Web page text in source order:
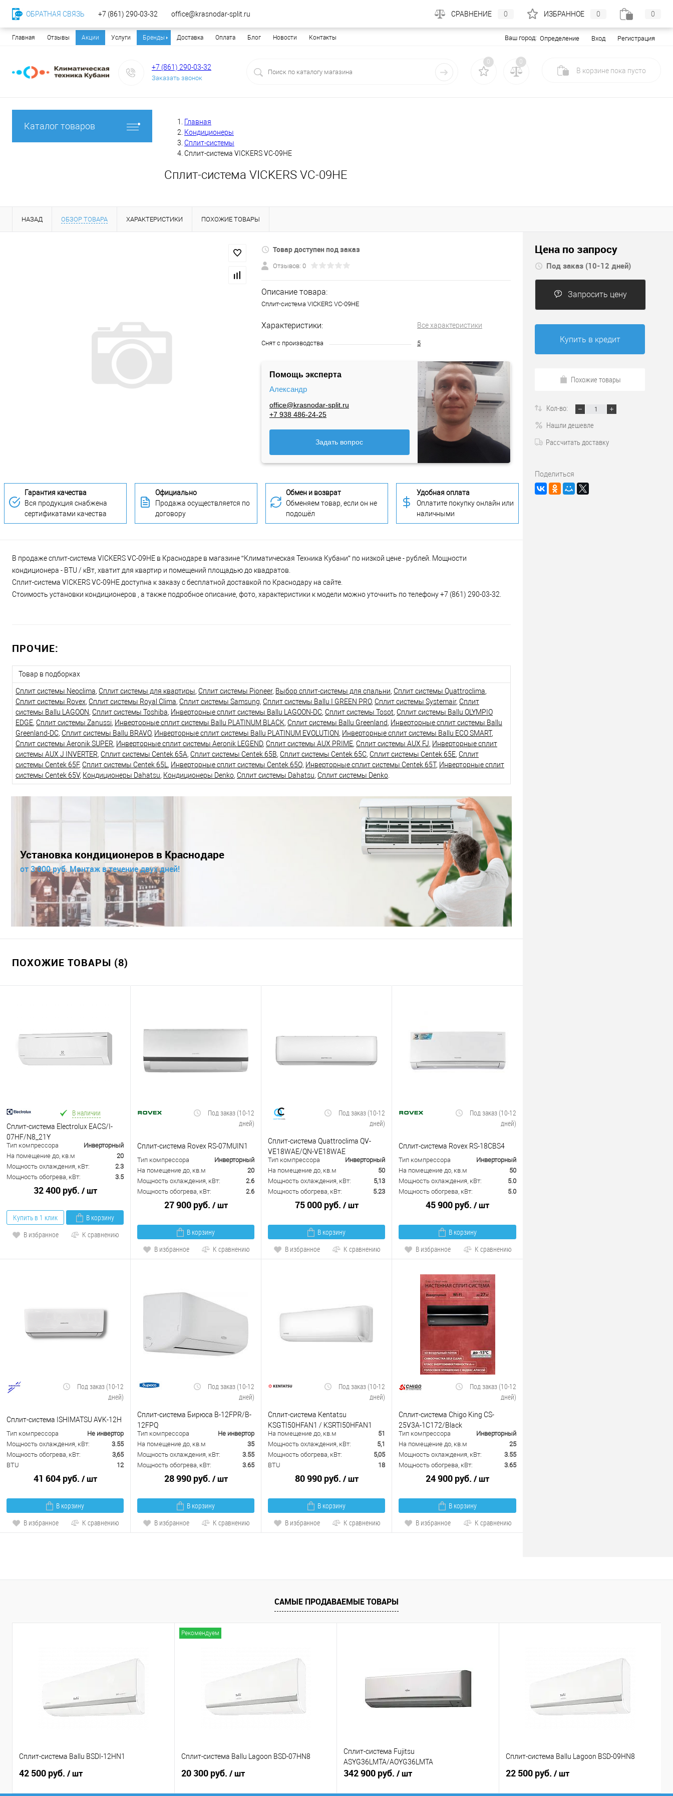
Главная Отзывы Акции Услуги Бренды Доставка Оплата Блог Новости Контакты Ваш город: Определение Вход Регистрация
+7 (861) 290-03-32
Заказать звонок
0 0
В корзине пока пусто
Каталог товаров
Главная
Кондиционеры
Сплит-системы
Сплит-система VICKERS VC-09HE
Сплит-система VICKERS VC-09HE
НАЗАД ОБЗОР ТОВАРА ХАРАКТЕРИСТИКИ ПОХОЖИЕ ТОВАРЫ
Товар доступен под заказ
Отзывов: 0
Описание товара:
Сплит-система VICKERS VC-09HE
Характеристики: Все характеристики
Снят с производства 5
Помощь эксперта
Александр
office@krasnodar-split.ru
+7 938 486-24-25
Задать вопрос
Гарантия качества
Вся продукция снабжена
сертификатами качества
Официально
Продажа осуществляется по
договору
Обмен и возврат
Обменяем товар, если он не
подошёл
Удобная оплата
Оплатите покупку онлайн или
наличными
В продаже сплит-система VICKERS VC-09HE в Краснодаре в магазине “Климатическая Техника Кубани” по низкой цене - рублей. Мощности
кондиционера - BTU / кВт, хватит для квартир и помещений площадью до квадратов.
Сплит-система VICKERS VC-09HE доступна к заказу с бесплатной доставкой по Краснодару на сайте.
Стоимость установки кондиционеров , а также подробное описание, фото, характеристики к модели можно уточнить по телефону +7 (861) 290-03-32.
ПРОЧИЕ:
Товар в подборках
Сплит системы Neoclima, Сплит системы для квартиры, Сплит системы Pioneer, Выбор сплит-системы для спальни, Сплит системы Quattroclima,
Сплит системы Rovex, Сплит системы Royal Clima, Сплит системы Samsung, Сплит системы Ballu I GREEN PRO, Сплит системы Systemair, Сплит
системы Ballu LAGOON, Сплит системы Toshiba, Инверторные сплит системы Ballu LAGOON-DC, Сплит системы Tosot, Сплит системы Ballu OLYMPIO
EDGE, Сплит системы Zanussi, Инверторные сплит системы Ballu PLATINUM BLACK, Сплит системы Ballu Greenland, Инверторные сплит системы Ballu
Greenland-DC, Сплит системы Ballu BRAVO, Инверторные сплит системы Ballu PLATINUM EVOLUTION, Инверторные сплит системы Ballu ECO SMART,
Сплит системы Aeronik SUPER, Инверторные сплит системы Aeronik LEGEND, Сплит системы AUX PRIME, Сплит системы AUX FJ, Инверторные сплит
системы AUX J INVERTER, Сплит системы Centek 65A, Сплит системы Centek 65B, Сплит системы Centek 65C, Сплит системы Centek 65E, Сплит
системы Centek 65F, Сплит системы Centek 65L, Инверторные сплит системы Centek 65Q, Инверторные сплит системы Centek 65T, Инверторные сплит
системы Centek 65V, Кондиционеры Dahatsu, Кондиционеры Denko, Сплит системы Dahatsu, Сплит системы Denko.
Установка кондиционеров в Краснодаре
от 3 000 руб. Монтаж в течение двух дней!
ПОХОЖИЕ ТОВАРЫ (8)
В наличии
Сплит-система Electrolux EACS/I-
07HF/N8_21Y
Тип компрессора
Инверторный
На помещение до, кв.м
20
Мощность охлаждения, кВт:
2.3
Мощность обогрева, кВт:
3.5
32 400 руб. / шт
Купить в 1 клик
В корзину
В избранное
К сравнению
Под заказ (10-12
дней)
Сплит-система Rovex RS-07MUIN1
Тип компрессора
Инверторный
На помещение до, кв.м
20
Мощность охлаждения, кВт:
2.6
Мощность обогрева, кВт:
2.6
27 900 руб. / шт
В корзину
В избранное
К сравнению
Под заказ (10-12
дней)
Сплит-система Quattroclima QV-
VE18WAE/QN-VE18WAE
Тип компрессора
Инверторный
На помещение до, кв.м
50
Мощность охлаждения, кВт:
5,13
Мощность обогрева, кВт:
5.23
75 000 руб. / шт
В корзину
В избранное
К сравнению
Под заказ (10-12
дней)
Сплит-система Rovex RS-18CBS4
Тип компрессора
Инверторный
На помещение до, кв.м
50
Мощность охлаждения, кВт:
5.0
Мощность обогрева, кВт:
5.0
45 900 руб. / шт
В корзину
В избранное
К сравнению
Под заказ (10-12
дней)
Сплит-система ISHIMATSU AVK-12H
Тип компрессора
Не инвертор
Мощность охлаждения, кВт:
3.55
Мощность обогрева, кВт:
3,65
BTU
12
41 604 руб. / шт
В корзину
В избранное
К сравнению
Под заказ (10-12
дней)
Сплит-система Бирюса B-12FPR/B-
12FPQ
Тип компрессора
Не инвертор
На помещение до, кв.м
35
Мощность охлаждения, кВт:
3.55
Мощность обогрева, кВт:
3.65
28 990 руб. / шт
В корзину
В избранное
К сравнению
Под заказ (10-12
дней)
Сплит-система Kentatsu
KSGTI50HFAN1 / KSRTI50HFAN1
На помещение до, кв.м
51
Мощность охлаждения, кВт:
5,1
Мощность обогрева, кВт:
5,05
BTU
18
80 990 руб. / шт
В корзину
В избранное
К сравнению
Под заказ (10-12
дней)
Сплит-система Chigo King CS-
25V3A-1C172/Black
Тип компрессора
Инверторный
На помещение до, кв.м
25
Мощность охлаждения, кВт:
3.55
Мощность обогрева, кВт:
3.65
24 900 руб. / шт
В корзину
В избранное
К сравнению
Цена по запросу
Под заказ (10-12 дней)
Запросить цену
Купить в кредит
Похожие товары
Кол-во:
Нашли дешевле
Рассчитать доставку
Поделиться
САМЫЕ ПРОДАВАЕМЫЕ ТОВАРЫ
Сплит-система Ballu BSDI-12HN1
42 500 руб. / шт
Рекомендуем
Сплит-система Ballu Lagoon BSD-07HN8
20 300 руб. / шт
Сплит-система Fujitsu
ASYG36LMTA/AOYG36LMTA
342 900 руб. / шт
Сплит-система Ballu Lagoon BSD-09HN8
22 500 руб. / шт
ОБРАТНАЯ СВЯЗЬ +7 (861) 290-03-32 office@krasnodar-split.ru СРАВНЕНИЕ 0 ИЗБРАННОЕ 0 0